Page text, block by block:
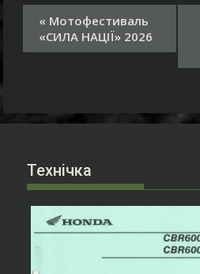
д
а
г
а
« Мотофестиваль
«СИЛА НАЦІЇ» 2026
Технічка